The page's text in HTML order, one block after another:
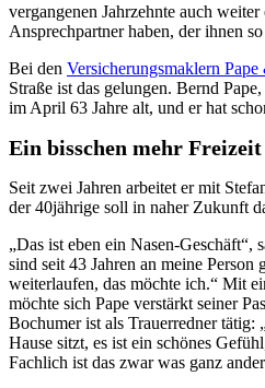
vergangenen Jahrzehnte auch
Ansprechpartner haben, der ihnen
Bei den Versicherungsmaklern
Straße ist das gelungen. Bernd
im April 63 Jahre alt, und er hat
Ein bisschen mehr Freizeit
Seit zwei Jahren arbeitet er mit
der 40jährige soll in naher Zukunft
„Das ist eben ein Nasen-Geschäft“,
sind seit 43 Jahren an meine Person
weiterlaufen, das möchte ich.“ Mit
möchte sich Pape verstärkt seiner
Bochumer ist als Trauerredner tätig:
Hause sitzt, es ist ein schönes
Fachlich ist das zwar was ganz